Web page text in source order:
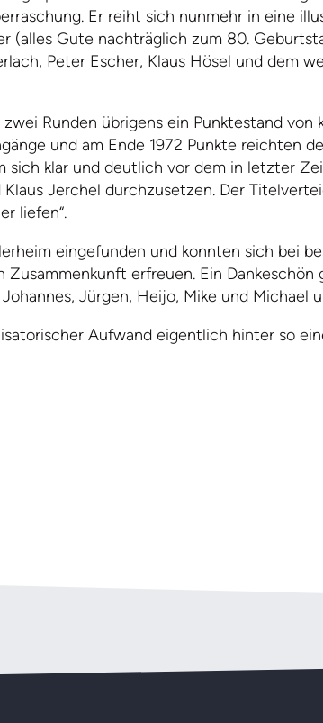
Er reiht sich nunmehr in eine
(alles Gute nachträglich zum 80.
Peter Escher, Klaus Hösel und dem
Runden übrigens ein Punktestand von
und am Ende 1972 Punkte reichten
sich klar und deutlich vor dem in letzter
Klaus Jerchel durchzusetzen. Der
liefen“.
eingefunden und konnten sich bei
Zusammenkunft erfreuen. Ein Dankeschön
Jürgen, Heijo, Mike und Michael
Aufwand eigentlich hinter so